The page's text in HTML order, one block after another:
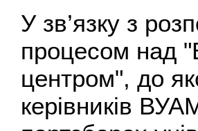
У зв’язку з
процесом над
центром", до
керівників